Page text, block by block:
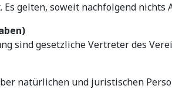
gelten, soweit nachfolgend
sind gesetzliche Vertreter des
natürlichen und juristischen